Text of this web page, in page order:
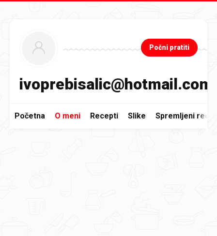
ivoprebisalic@hotmail.com
Počni pratiti
Početna O meni Recepti Slike Spremljeni